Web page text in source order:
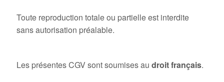
Toute reproduction totale ou partielle est interdite
sans autorisation préalable.
Les présentes CGV sont soumises au droit français.